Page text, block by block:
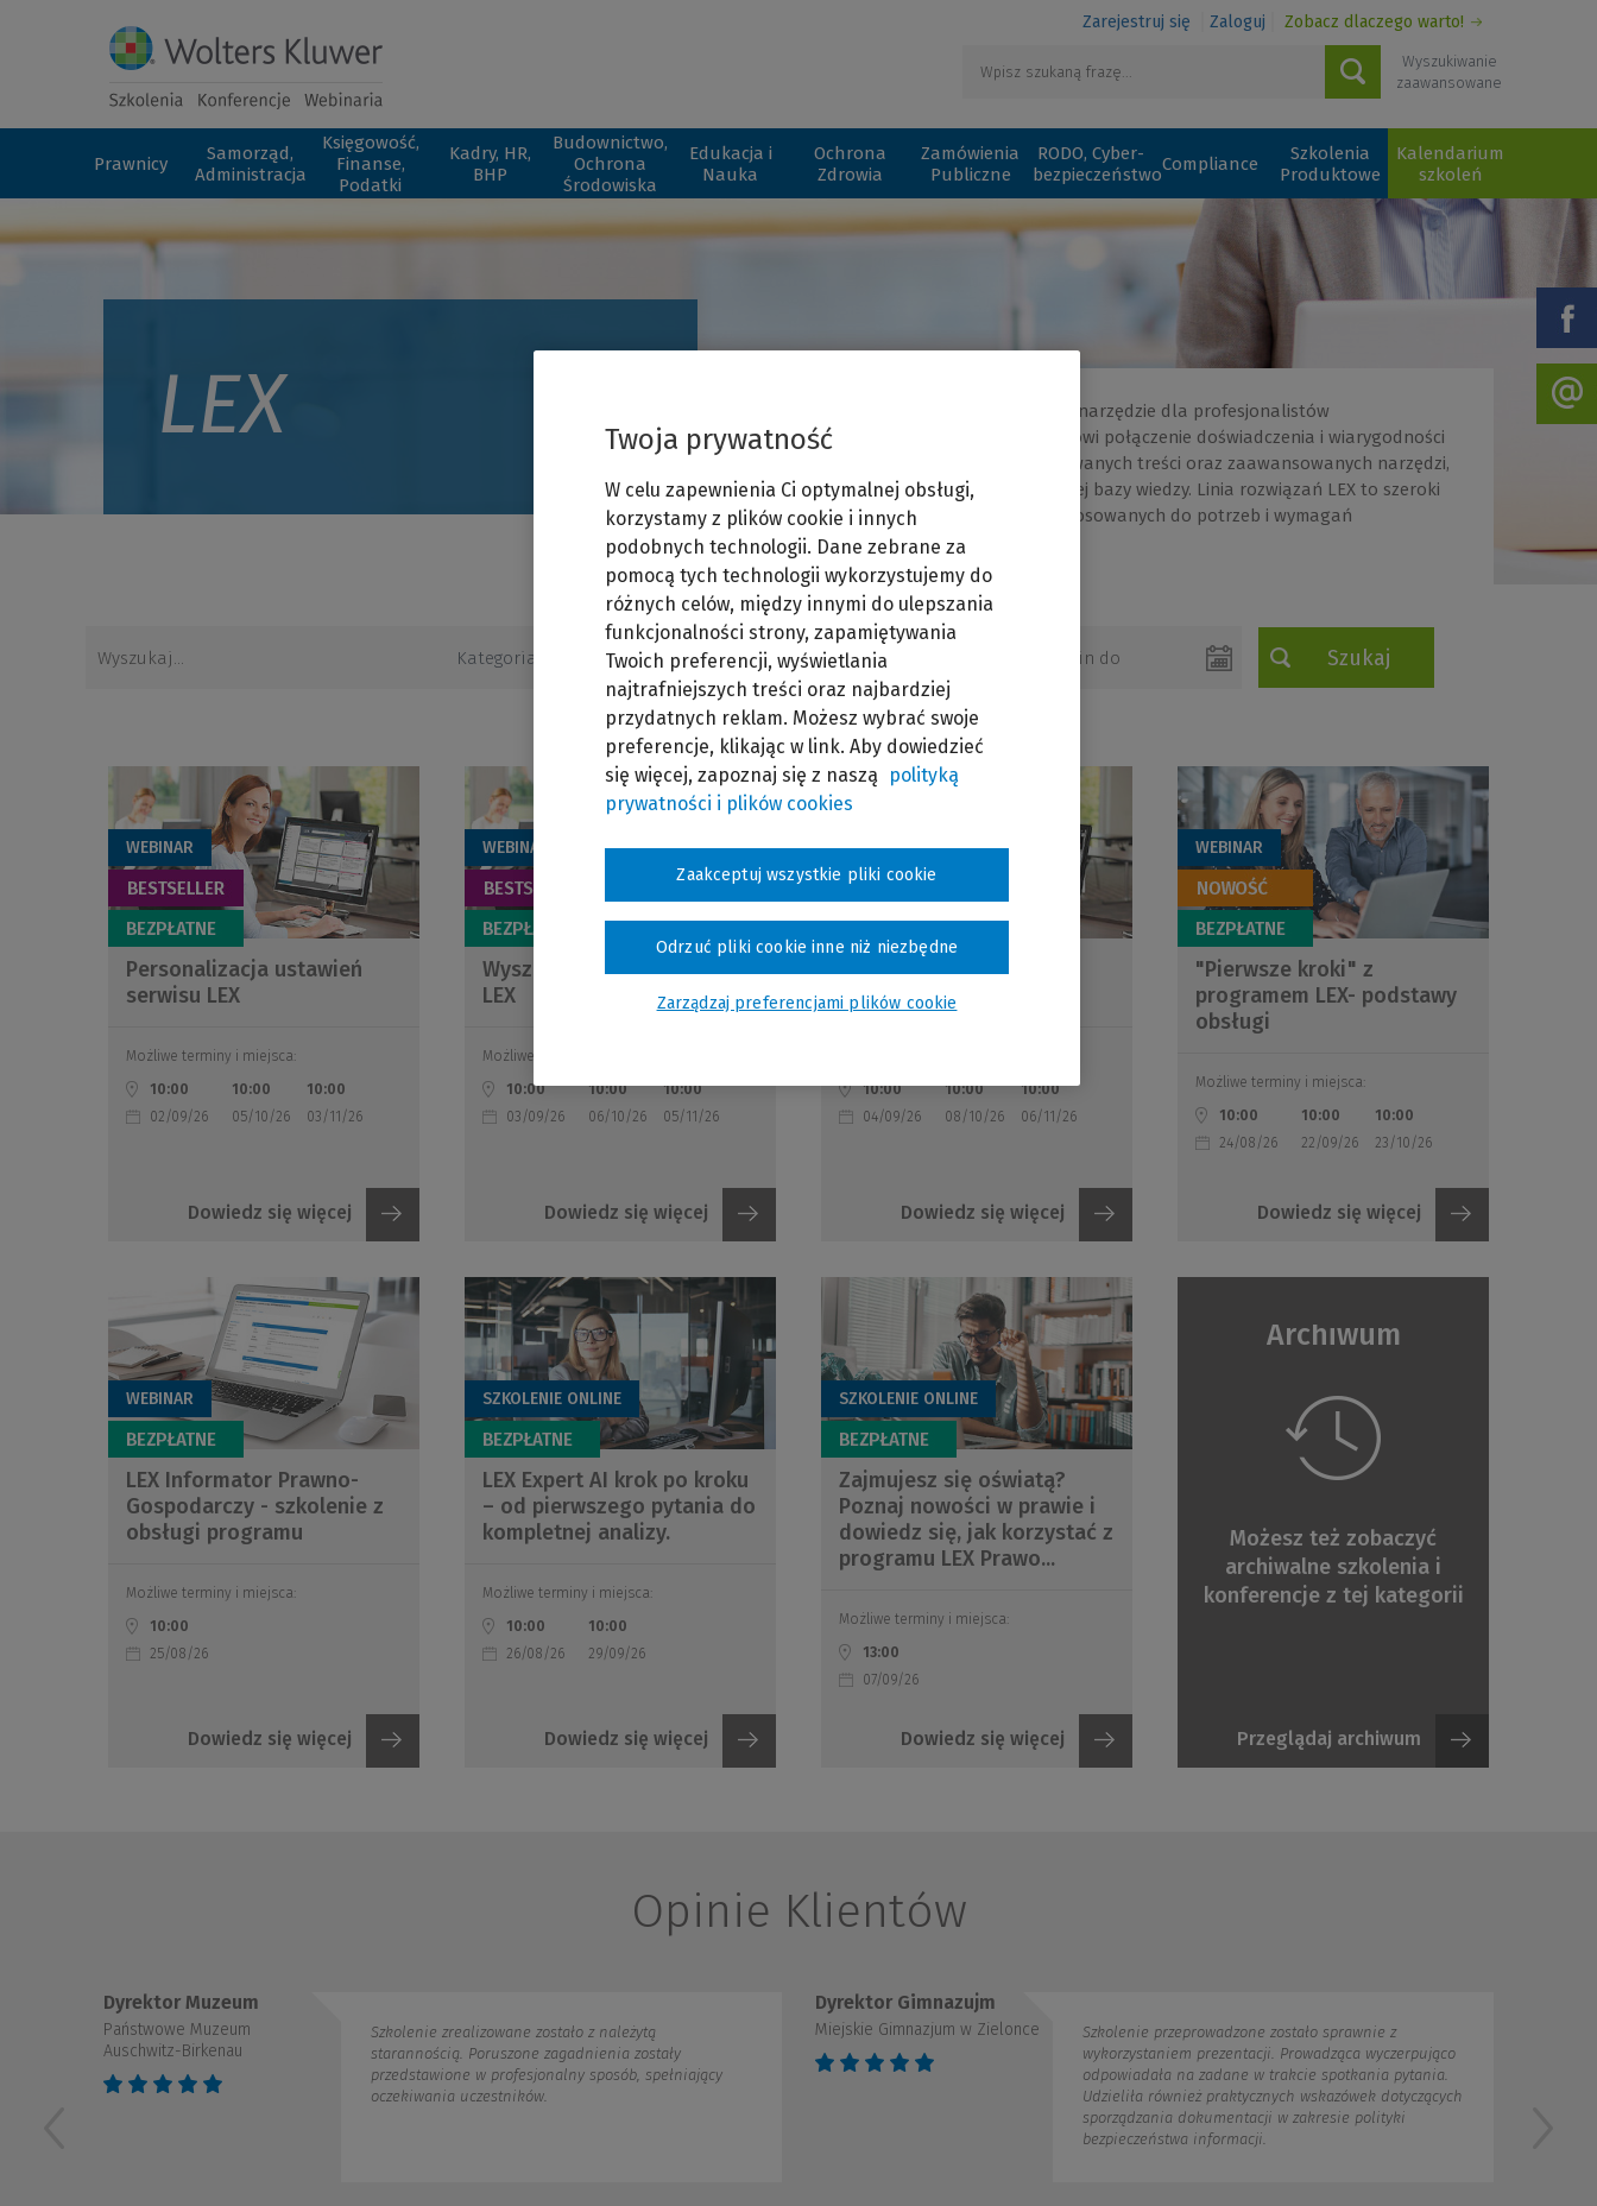
Zarejestruj się Zaloguj Zobacz dlaczego warto!
Wyszukiwanie
zaawansowane
Prawnicy
Samorząd,
Administracja
Księgowość,
Finanse,
Podatki
Kadry, HR,
BHP
Budownictwo,
Ochrona
Środowiska
Edukacja i
Nauka
Ochrona
Zdrowia
Zamówienia
Publiczne
RODO, Cyber-
bezpieczeństwoCompliance
Szkolenia
Produktowe
Kalendarium
szkoleń
LEX
LEX to jedyne tak kompletne i aktualne narzędzie dla profesjonalistów
poszukujących informacji prawnej. Stanowi połączenie doświadczenia i wiarygodności
firmy Wolters Kluwer, starannie opracowanych treści oraz zaawansowanych narzędzi,
które pomagają w korzystaniu z potężnej bazy wiedzy. Linia rozwiązań LEX to szeroki
wybór serwisów informacji prawnej dostosowanych do potrzeb i wymagań
profesjonalistów z wielu dziedzin.
Kategoria
WEBINAR
Personalizacja ustawień
serwisu LEX
Możliwe terminy i miejsca:
10:00
02/09/26
10:00
05/10/26
10:00
03/11/26
Dowiedz się więcej
WEBINAR
Wyszukiwanie w serwisie
LEX
Możliwe terminy i miejsca:
10:00
03/09/26
10:00
06/10/26
10:00
05/11/26
Dowiedz się więcej
WEBINAR
Praca z dokumentami w
serwisie LEX
10:00
04/09/26
10:00
08/10/26
10:00
06/11/26
Dowiedz się więcej
WEBINAR
"Pierwsze kroki" z
programem LEX- podstawy
obsługi
Możliwe terminy i miejsca:
10:00
24/08/26
10:00
22/09/26
10:00
23/10/26
Dowiedz się więcej
WEBINAR
LEX Informator Prawno-
Gospodarczy - szkolenie z
obsługi programu
Możliwe terminy i miejsca:
10:00
25/08/26
Dowiedz się więcej
SZKOLENIE ONLINE
LEX Expert AI krok po kroku
– od pierwszego pytania do
kompletnej analizy.
Możliwe terminy i miejsca:
10:00
26/08/26
10:00
29/09/26
Dowiedz się więcej
SZKOLENIE ONLINE
Zajmujesz się oświatą?
Poznaj nowości w prawie i
dowiedz się, jak korzystać z
programu LEX Prawo...
Możliwe terminy i miejsca:
13:00
07/09/26
Dowiedz się więcej
Archiwum
Możesz też zobaczyć
archiwalne szkolenia i
konferencje z tej kategorii
Przeglądaj archiwum
Opinie Klientów
Szkolenie zrealizowane zostało z należytą
starannością. Poruszone zagadnienia zostały
przedstawione w profesjonalny sposób, spełniający
oczekiwania uczestników.
Miejskie Gimnazjum w Zielonce
Szkolenie przeprowadzone zostało sprawnie z
wykorzystaniem prezentacji. Prowadząca wyczerpująco
odpowiadała na zadane w trakcie spotkania pytania.
Udzieliła również praktycznych wskazówek dotyczących
sporządzania dokumentacji w zakresie polityki
Warszawy
Urząd M.st. Warszawy
Twoja prywatność
W celu zapewnienia Ci optymalnej obsługi,
korzystamy z plików cookie i innych
podobnych technologii. Dane zebrane za
pomocą tych technologii wykorzystujemy do
różnych celów, między innymi do ulepszania
funkcjonalności strony, zapamiętywania
Twoich preferencji, wyświetlania
najtrafniejszych treści oraz najbardziej
przydatnych reklam. Możesz wybrać swoje
preferencje, klikając w link. Aby dowiedzieć
się więcej, zapoznaj się z naszą
polityką
prywatności i plików cookies
Zarządzaj preferencjami plików cookie
Odrzuć pliki cookie inne niż niezbędne
Zaakceptuj wszystkie pliki cookie